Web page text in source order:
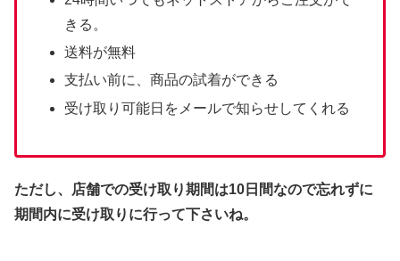
きる。
送料が無料
支払い前に、商品の試着ができる
受け取り可能日をメールで知らせしてくれる
ただし、店舗での受け取り期間は10日間なので忘れずに
期間内に受け取りに行って下さいね。